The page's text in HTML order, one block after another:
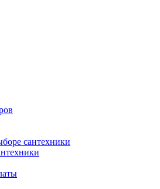
сантехники